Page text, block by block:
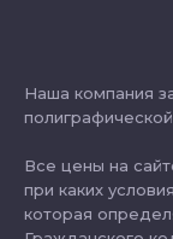
Наша компания
Все цены на
при каких
которая